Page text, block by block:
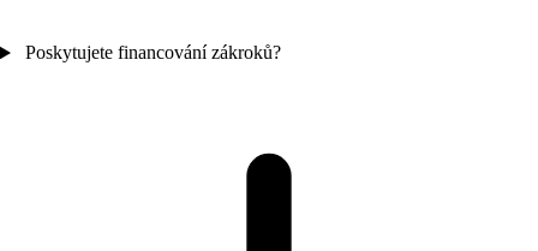
Poskytujete financování zákroků?